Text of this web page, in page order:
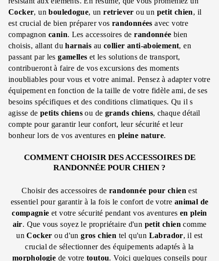
Cocker, un bouledogue, un retriever ou un petit chien, il
est crucial de bien préparer vos randonnées avec votre
compagnon canin. Les accessoires de randonnée bien
choisis, allant du harnais au collier anti-aboiement, en
passant par les gamelles et les solutions de transport,
contribueront à faire de vos excursions des moments
inoubliables pour vous et votre animal. Pensez à adapter votre
équipement en fonction de la taille de votre fidèle ami, de ses
besoins spécifiques et des conditions climatiques. Qu il s
agisse de petits chiens ou de grands chiens, chaque détail
compte pour garantir leur confort, leur sécurité et leur
bonheur lors de vos aventures en pleine nature.
COMMENT CHOISIR DES ACCESSOIRES DE
RANDONNÉE POUR CHIEN ?
Choisir des accessoires de randonnée pour chien est
essentiel pour garantir à la fois le confort de votre animal de
compagnie et votre sécurité pendant vos aventures en plein
air. Que vous soyez le propriétaire d'un petit chien comme
un Cocker ou d'un gros chien tel qu'un Labrador, il est
crucial de sélectionner des équipements adaptés à la
morphologie de votre toutou. Voici quelques conseils pour